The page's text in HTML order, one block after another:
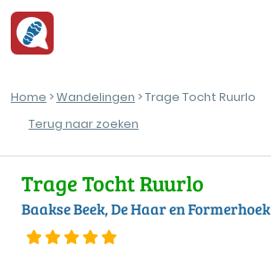
Home >Wandelingen > Trage Tocht Ruurlo
Terug naar zoeken
Trage Tocht Ruurlo
Baakse Beek, De Haar en Formerhoek